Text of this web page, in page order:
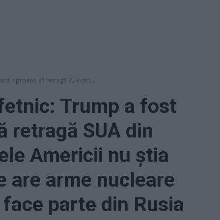
aproape să retragă SUA din...
Trump a fost
retragă SUA din
Americii nu știa
are arme nucleare
parte din Rusia